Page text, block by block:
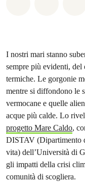
I nostri mari stanno
sempre più evidenti,
termiche. Le gorgonie
mentre si diffondono le
vermocane e quelle
acque più calde. Lo
progetto Mare Caldo,
DISTAV (Dipartimento
vita) dell’Università di
gli impatti della crisi
comunità di scogliera.